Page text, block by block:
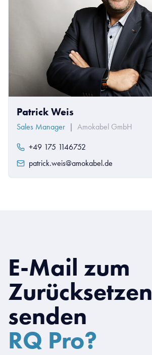
Patrick Weis
Sales Manager | Amokabel GmbH
+49 175 1146752
patrick.weis@amokabel.de
E-Mail zum
Zurücksetzen
senden
RQ Pro?